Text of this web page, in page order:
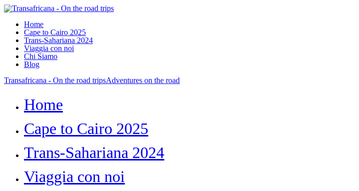
Home
Cape to Cairo 2025
Trans-Sahariana 2024
Viaggia con noi
Chi Siamo
Blog
Transafricana - On the road tripsAdventures on the road
Home
Cape to Cairo 2025
Trans-Sahariana 2024
Viaggia con noi